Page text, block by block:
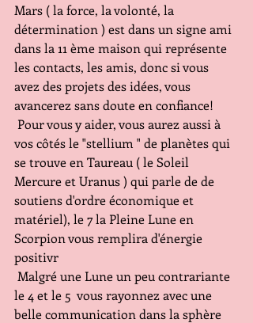
Mars ( la force, la volonté, la
détermination ) est dans un signe ami
dans la 11 ème maison qui représente
les contacts, les amis, donc si vous
avez des projets des idées, vous
avancerez sans doute en confiance!
vos côtés le "stellium " de planètes qui
se trouve en Taureau ( le Soleil
Mercure et Uranus ) qui parle de de
soutiens d'ordre économique et
matériel), le 7 la Pleine Lune en
Scorpion vous remplira d'énergie
positivr
le 4 et le 5  vous rayonnez avec une
belle communication dans la sphère